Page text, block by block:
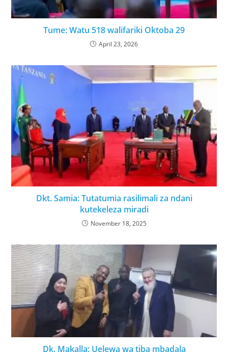
Tume: Watu 518 walifariki Oktoba 29
April 23, 2026
Dkt. Samia: Tutatumia rasilimali za ndani
kutekeleza miradi
November 18, 2025
Dk. Makalla: Uelewa wa tiba mbadala